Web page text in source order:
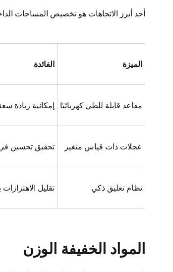
أحد أبرز الاتجاهات هو تخصيص المساحات
الميزة الفائدة
مقاعد قابلة للطي كهربائيًا إمكانية زيادة سعة التحميل
عجلات ذات قياس متغير تحقيق تحسين في استهلاك
نظام تعليق ذكي تقليل الاهتزازات بنسبة تصل
المواد الخفيفة الوزن